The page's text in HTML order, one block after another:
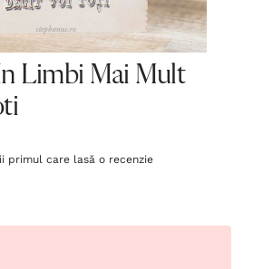
Limbi Mai Mult
primul care lasă o recenzie